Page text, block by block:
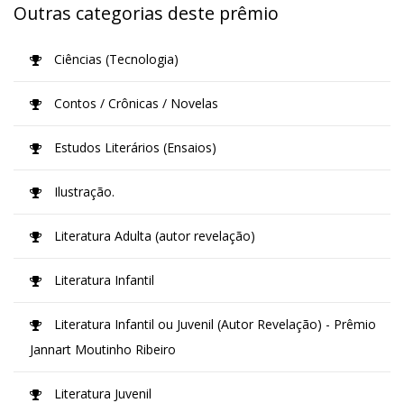
Outras categorias deste prêmio
Ciências (Tecnologia)
Contos / Crônicas / Novelas
Estudos Literários (Ensaios)
Ilustração.
Literatura Adulta (autor revelação)
Literatura Infantil
Literatura Infantil ou Juvenil (Autor Revelação) - Prêmio
Jannart Moutinho Ribeiro
Literatura Juvenil